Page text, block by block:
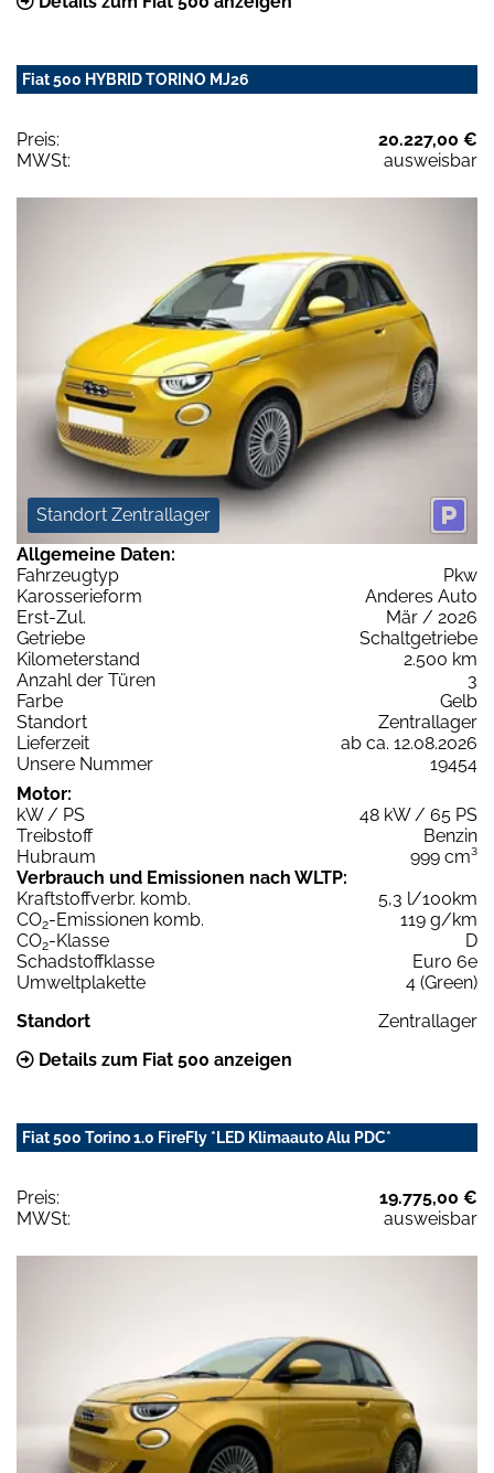
Fiat 500 HYBRID TORINO MJ26
Preis:
20.227,00 €
MWSt:
ausweisbar
Standort Zentrallager
Allgemeine Daten:
Fahrzeugtyp
Pkw
Karosserieform
Anderes Auto
Erst-Zul.
Mär / 2026
Getriebe
Schaltgetriebe
Kilometerstand
2.500 km
Anzahl der Türen
3
Farbe
Gelb
Standort
Zentrallager
Lieferzeit
ab ca. 12.08.2026
Unsere Nummer
19454
Motor:
kW / PS
48 kW / 65 PS
Treibstoff
Benzin
Hubraum
999 cm³
Verbrauch und Emissionen nach WLTP:
Kraftstoffverbr. komb.
5,3 l/100km
CO2-Emissionen komb.
119 g/km
CO2-Klasse
D
Schadstoffklasse
Euro 6e
Umweltplakette
4 (Green)
Standort
Zentrallager
Details zum Fiat 500 anzeigen
Fiat 500 Torino 1.0 FireFly *LED Klimaauto Alu PDC*
Preis:
19.775,00 €
MWSt:
ausweisbar